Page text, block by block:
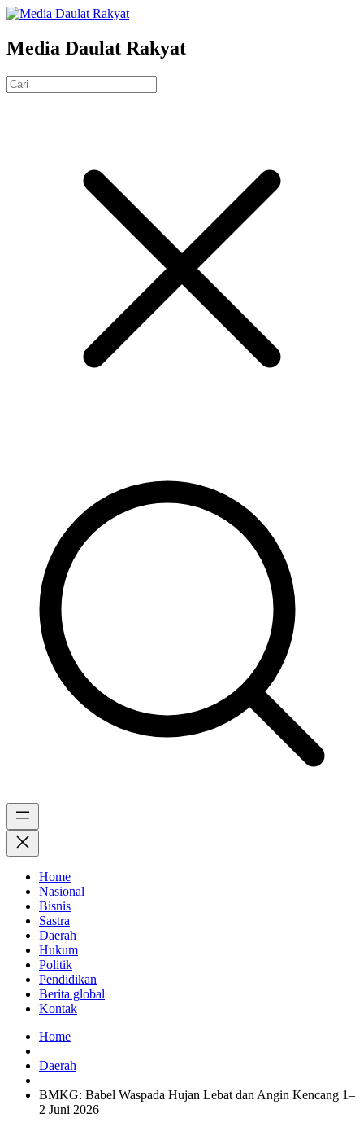
Media Daulat Rakyat
Home
Nasional
Bisnis
Sastra
Daerah
Hukum
Politik
Pendidikan
Berita global
Kontak
Home
Daerah
BMKG: Babel Waspada Hujan Lebat dan Angin Kencang 1–
2 Juni 2026